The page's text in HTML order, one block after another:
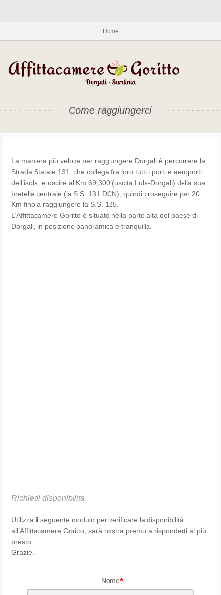
Home
Come raggiungerci
La maniera più veloce per raggiungere Dorgali è percorrere la
Strada Statale 131, che collega fra loro tutti i porti e aeroporti
dell’isola, e uscire al Km 69,300 (uscita Lula-Dorgali) della sua
bretella centrale (la S.S. 131 DCN), quindi proseguire per 20
Km fino a raggiungere la S.S. 125.
L’Affittacamere Goritto è situato nella parte alta del paese di
Dorgali, in posizione panoramica e tranquilla.
Richiedi disponibilità
Utilizza il seguente modulo per verificare la disponibilità
all’Affittacamere Goritto, sarà nostra premura risponderti al più
presto.
Grazie.
Nome*